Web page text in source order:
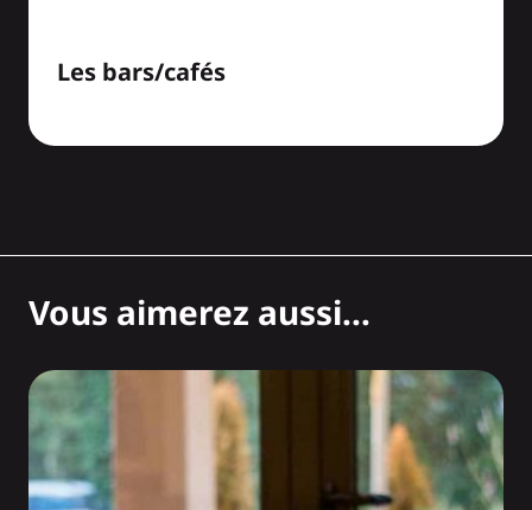
Les bars/cafés
Vous aimerez aussi...